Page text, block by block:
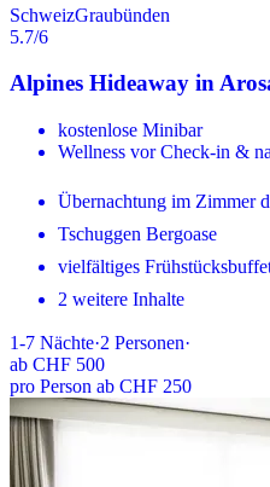
SchweizGraubünden
5.7/6
Alpines Hideaway in
kostenlose Minibar
Wellness vor Check-in &
Übernachtung im Zimmer
Tschuggen Bergoase
vielfältiges
2 weitere Inhalte
1-7 Nächte·2 Personen·
ab CHF 500
pro Person ab CHF 250